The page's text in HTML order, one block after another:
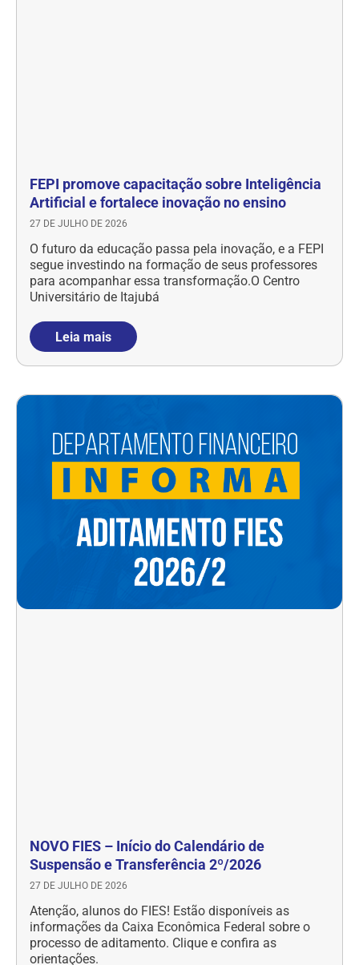
FEPI promove capacitação sobre Inteligência
Artificial e fortalece inovação no ensino
27 DE JULHO DE 2026
O futuro da educação passa pela inovação, e a FEPI
segue investindo na formação de seus professores
para acompanhar essa transformação.O Centro
Universitário de Itajubá
Leia mais
NOVO FIES – Início do Calendário de
Suspensão e Transferência 2º/2026
27 DE JULHO DE 2026
Atenção, alunos do FIES! Estão disponíveis as
informações da Caixa Econômica Federal sobre o
processo de aditamento. Clique e confira as
orientações.